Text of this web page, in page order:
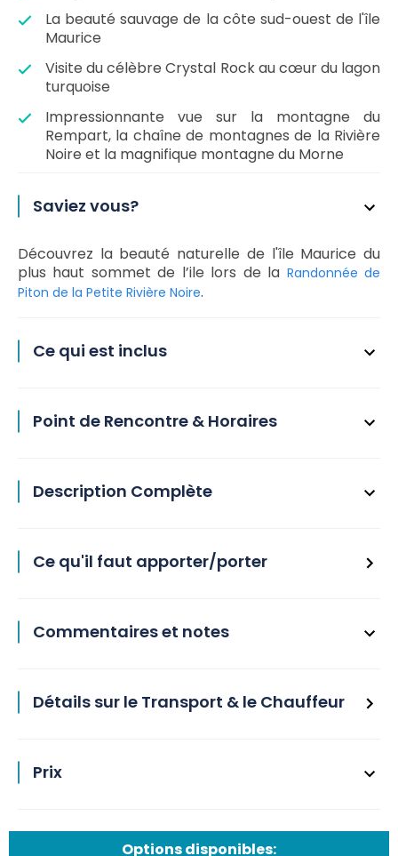
La beauté sauvage de la côte sud-ouest de l'île
Maurice
Visite du célèbre Crystal Rock au cœur du lagon
turquoise
Impressionnante vue sur la montagne du
Rempart, la chaîne de montagnes de la Rivière
Noire et la magnifique montagne du Morne
Saviez vous?
Découvrez la beauté naturelle de l'île Maurice du
plus haut sommet de l’ile lors de la Randonnée de
Piton de la Petite Rivière Noire.
Ce qui est inclus
Point de Rencontre & Horaires
Description Complète
Ce qu'il faut apporter/porter
Commentaires et notes
Détails sur le Transport & le Chauffeur
Prix
Options disponibles: